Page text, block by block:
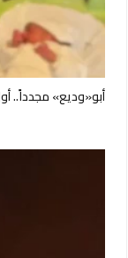
أبو«وديع» مجدداً..